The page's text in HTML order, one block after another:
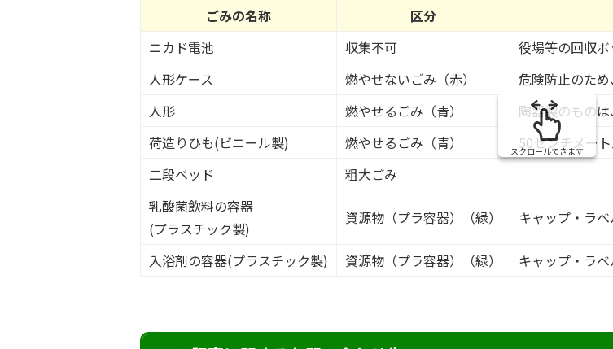
ごみの名称
区分
ニカド電池
収集不可
役場等の回収ボ
人形ケース
燃やせないごみ（赤）
危険防止のた
人形
燃やせるごみ（青）
陶器製のもの
荷造りひも(ビニール製)
燃やせるごみ（青）
50センチメー
二段ベッド
粗大ごみ
乳酸菌飲料の容器
(プラスチック製)
資源物（プラ容器）（緑） キャップ・ラ
入浴剤の容器(プラスチック製) 資源物（プラ容器）（緑） キャップ・ラ
スクロールできます